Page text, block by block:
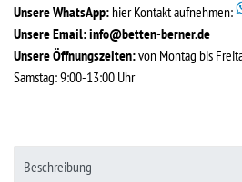
Unsere WhatsApp: hier Kontakt aufnehmen:
Unsere Email:info@betten-berner.de
Unsere Öffnungszeiten:von Montag bis
Samstag: 9:00-13:00 Uhr
Beschreibung